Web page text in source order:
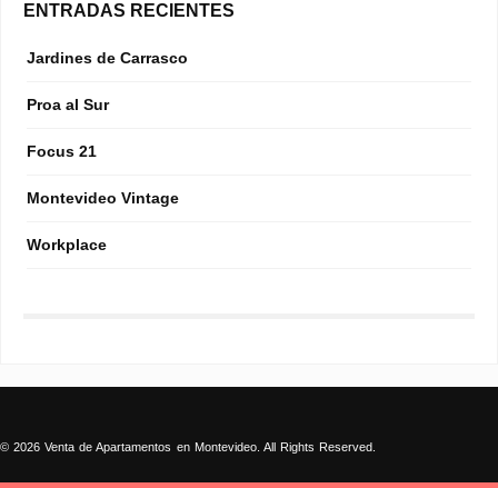
ENTRADAS RECIENTES
Jardines de Carrasco
Proa al Sur
Focus 21
Montevideo Vintage
Workplace
© 2026 Venta de Apartamentos en Montevideo. All Rights Reserved.